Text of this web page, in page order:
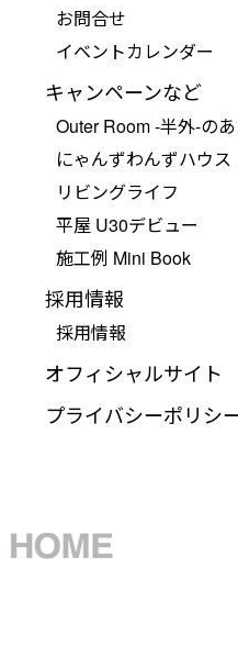
お問合せ
イベントカレンダー
キャンペーンなど
Outer Room -半外-の
にゃんずわんずハウス
リビングライフ
平屋 U30デビュー
施工例 Mini Book
採用情報
採用情報
オフィシャルサイト
プライバシーポリシ